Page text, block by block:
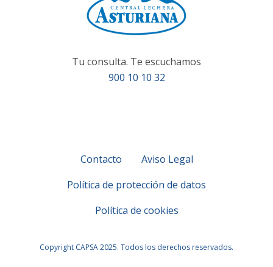
Tu consulta. Te escuchamos
900 10 10 32
Contacto
Aviso Legal
Política de protección de datos
Política de cookies
Copyright CAPSA 2025. Todos los derechos reservados.